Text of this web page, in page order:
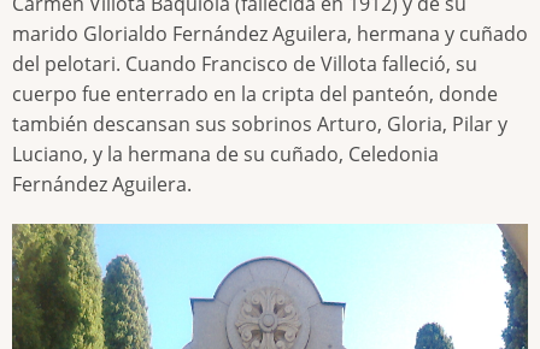
marido Glorialdo Fernández Aguilera, hermana y cuñado
del pelotari. Cuando Francisco de Villota falleció, su
cuerpo fue enterrado en la cripta del panteón, donde
también descansan sus sobrinos Arturo, Gloria, Pilar y
Luciano, y la hermana de su cuñado, Celedonia
Fernández Aguilera.